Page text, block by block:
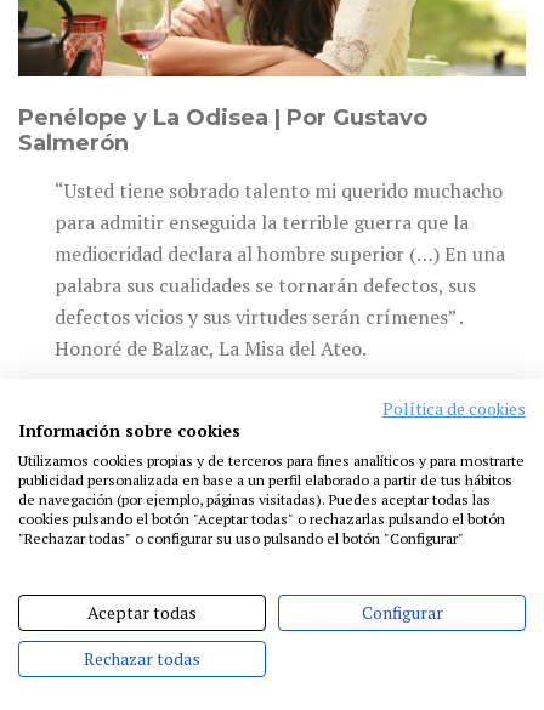
Penélope y La Odisea | Por Gustavo
Salmerón
“Usted tiene sobrado talento mi querido muchacho
para admitir enseguida la terrible guerra que la
mediocridad declara al hombre superior (…) En una
palabra sus cualidades se tornarán defectos, sus
defectos vicios y sus virtudes serán crímenes” .
Honoré de Balzac, La Misa del Ateo.
Todos hemos oído hablar de lo importante que es
disfrutar del proceso, que no importa tanto el resultado
como la experiencia que atravesamos en cualquier
proyecto creativo. Estoy de acuerdo, pero me resulta tan
obvio que siento que ha perdido su significado. Casi nadie
y de la importancia de preguntarnos ¿Qué actor quiero
llegar a ser?
Decir, “quiero ser actor” es demasiado general y, como
Política de cookies
Información sobre cookies
Utilizamos cookies propias y de terceros para fines analíticos y para mostrarte
publicidad personalizada en base a un perfil elaborado a partir de tus hábitos
de navegación (por ejemplo, páginas visitadas). Puedes aceptar todas las
cookies pulsando el botón "Aceptar todas" o rechazarlas pulsando el botón
"Rechazar todas" o configurar su uso pulsando el botón "Configurar"
Aceptar todas Configurar
Rechazar todas